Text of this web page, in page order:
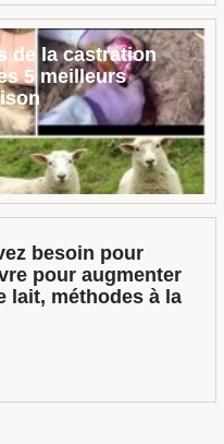
de la castration
5 meilleurs
besoin pour
pour augmenter
lait, méthodes à la